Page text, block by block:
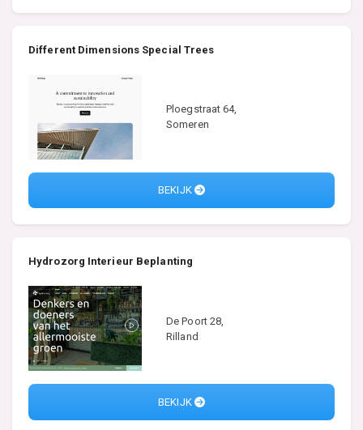
Different Dimensions Special Trees
Ploegstraat 64,
Someren
BEKIJK
Hydrozorg Interieur Beplanting
De Poort 28,
Rilland
BEKIJK